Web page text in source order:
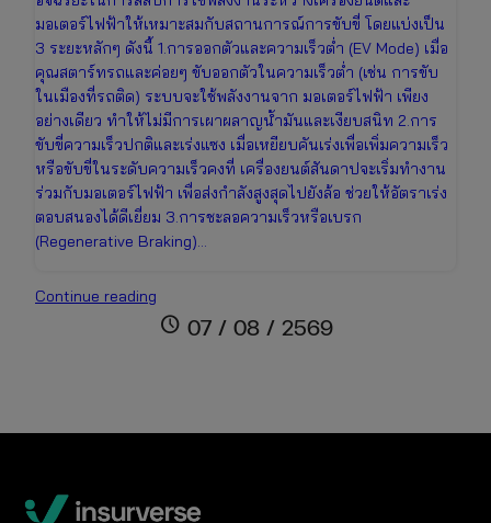
มอเตอร์ไฟฟ้าให้เหมาะสมกับสถานการณ์การขับขี่ โดยแบ่งเป็น
3 ระยะหลักๆ ดังนี้ 1.การออกตัวและความเร็วต่ำ (EV Mode) เมื่อ
คุณสตาร์ทรถและค่อยๆ ขับออกตัวในความเร็วต่ำ (เช่น การขับ
ในเมืองที่รถติด) ระบบจะใช้พลังงานจาก มอเตอร์ไฟฟ้า เพียง
อย่างเดียว ทำให้ไม่มีการเผาผลาญน้ำมันและเงียบสนิท 2.การ
ขับขี่ความเร็วปกติและเร่งแซง เมื่อเหยียบคันเร่งเพื่อเพิ่มความเร็ว
หรือขับขี่ในระดับความเร็วคงที่ เครื่องยนต์สันดาปจะเริ่มทำงาน
ร่วมกับมอเตอร์ไฟฟ้า เพื่อส่งกำลังสูงสุดไปยังล้อ ช่วยให้อัตราเร่ง
ตอบสนองได้ดีเยี่ยม 3.การชะลอความเร็วหรือเบรก
(Regenerative Braking)…
Continue reading
ไฮ
ลึก
ข้อดี-
schedule 07 / 08 / 2569